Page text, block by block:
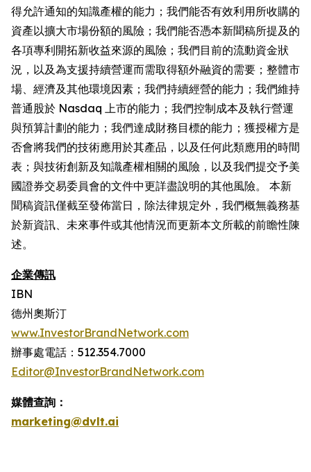
得允許通知的知識產權的能力；我們能否有效利用所收購的
資產以擴大市場份額的風險；我們能否憑本新聞稿所提及的
各項專利開拓新收益來源的風險；我們目前的流動資金狀
況，以及為支援持續營運而需取得額外融資的需要；整體市
場、經濟及其他環境因素；我們持續經營的能力；我們維持
普通股於 Nasdaq 上市的能力；我們控制成本及執行營運
與預算計劃的能力；我們達成財務目標的能力；獲授權方是
否會將我們的技術應用於其產品，以及任何此類應用的時間
表；與技術創新及知識產權相關的風險，以及我們提交予美
國證券交易委員會的文件中更詳盡說明的其他風險。 本新
聞稿資訊僅截至發佈當日，除法律規定外，我們概無義務基
於新資訊、未來事件或其他情況而更新本文所載的前瞻性陳
述。
企業傳訊
IBN
德州奧斯汀
www.InvestorBrandNetwork.com
辦事處電話：512.354.7000
Editor@InvestorBrandNetwork.com
媒體查詢：
marketing@dvlt.ai